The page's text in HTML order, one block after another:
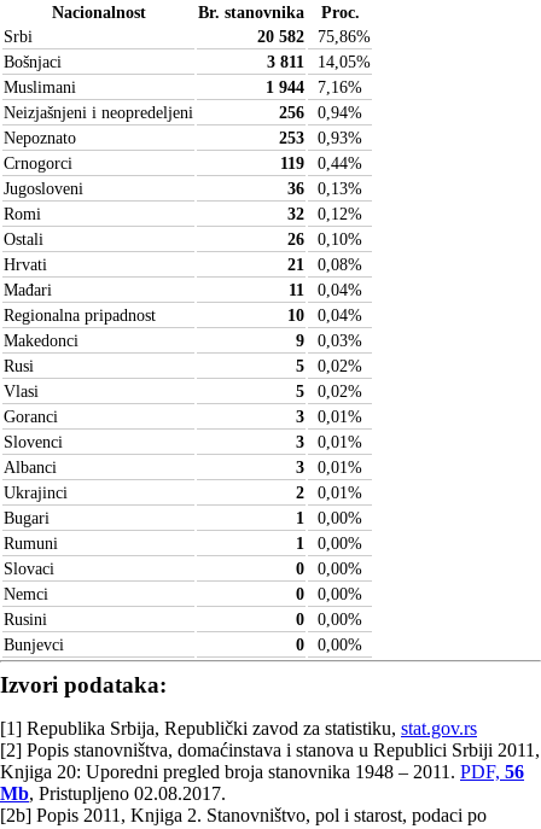
Nacionalnost Br. stanovnika
Proc.
Srbi
20 582 75,86%
Bošnjaci
3 811 14,05%
Muslimani
1 944 7,16%
Neizjašnjeni i neopredeljeni
256 0,94%
Nepoznato
253 0,93%
Crnogorci
119 0,44%
Jugosloveni
36 0,13%
Romi
32 0,12%
Ostali
26 0,10%
Hrvati
21 0,08%
Mađari
11 0,04%
Regionalna pripadnost
10 0,04%
Makedonci
9 0,03%
Rusi
5 0,02%
Vlasi
5 0,02%
Goranci
3 0,01 %
Slovenci
3 0,01 %
Albanci
3 0,01 %
Ukrajinci
2 0,01 %
Bugari
1 0,00%
Rumuni
1 0,00%
Slovaci
0 0,00%
Nemci
0 0,00%
Rusini
0 0,00%
Bunjevci
0 0,00%
Izvori podataka:
[1] Republika Srbija, Republički zavod za statistiku, stat.gov.rs
[2] Popis stanovništva, domaćinstava i stanova u Republici Srbiji 2011,
Knjiga 20: Uporedni pregled broja stanovnika 1948 – 2011. PDF, 56
Mb, Pristupljeno 02.08.2017.
[2b] Popis 2011, Knjiga 2. Stanovništvo, pol i starost, podaci po